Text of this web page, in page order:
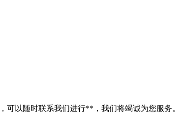
可以随时联系我们进行**，我们将竭诚为您服务。